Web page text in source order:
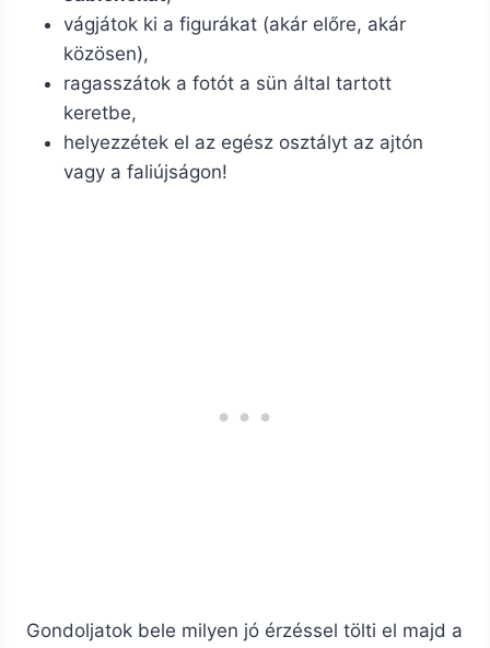
vágjátok ki a figurákat (akár előre, akár
közösen),
ragasszátok a fotót a sün által tartott
keretbe,
helyezzétek el az egész osztályt az ajtón
vagy a faliújságon!
Gondoljatok bele milyen jó érzéssel tölti el majd a